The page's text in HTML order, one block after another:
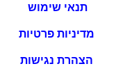
תנאי שימוש
מדיניות פרטיות
הצהרת נגישות